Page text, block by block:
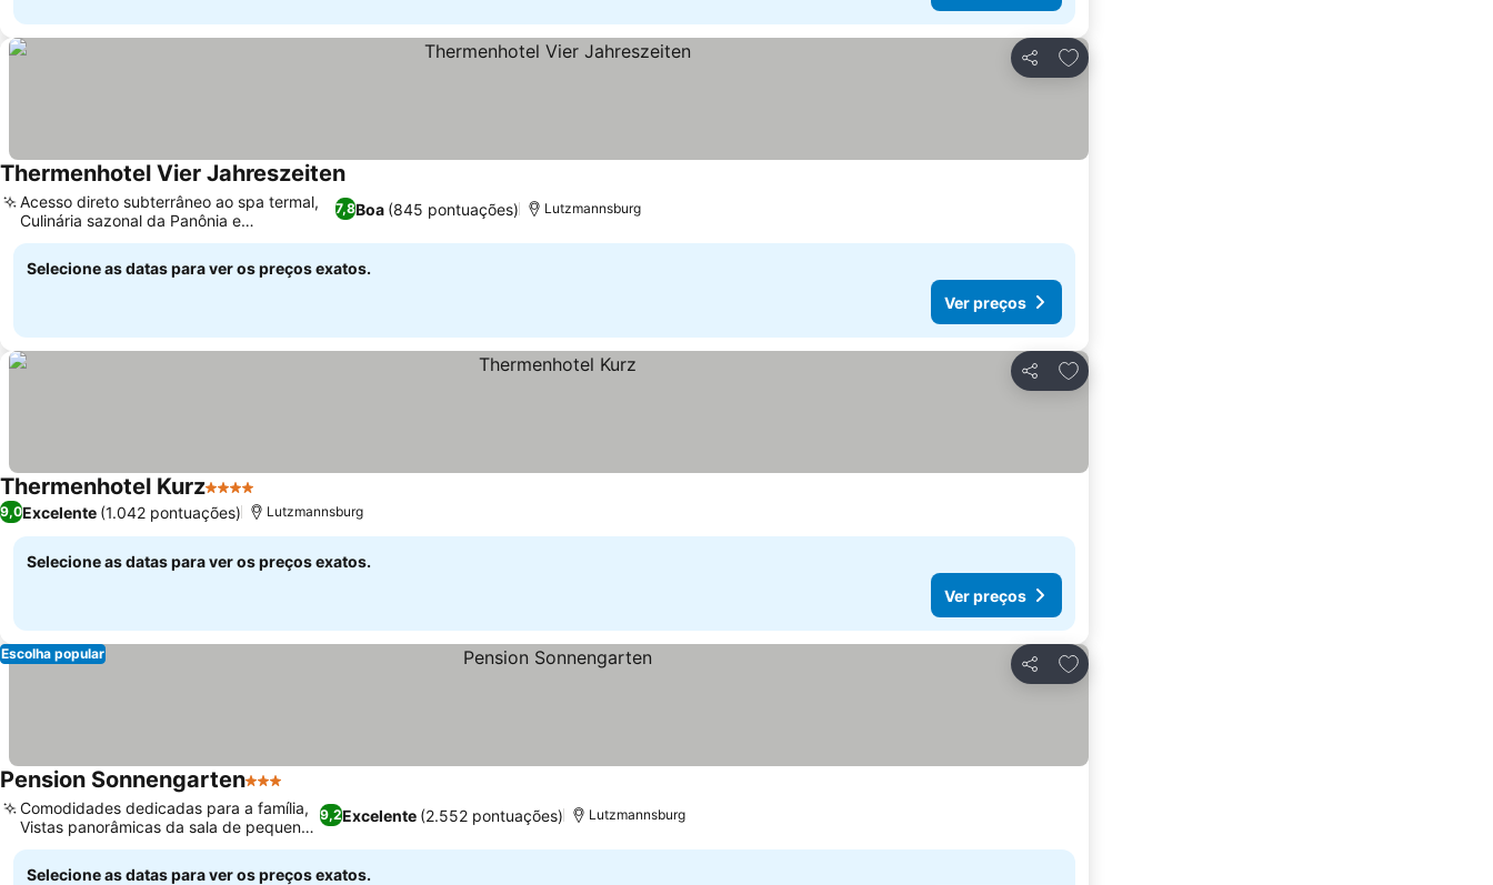
Partilhar
Adicionar aos favoritos
Thermenhotel Vier Jahreszeiten
7,8Boa (845 pontuações)
Acesso direto subterrâneo ao spa termal,
Culinária sazonal da Panônia e
internacional
Lutzmannsburg
Selecione as datas para ver os preços exatos.
Ver preços
Partilhar
Adicionar aos favoritos
Thermenhotel Kurz4 Estrelas
9,0Excelente (1.042 pontuações) Lutzmannsburg
Selecione as datas para ver os preços exatos.
Ver preços
Partilhar
Adicionar aos favoritos
Escolha popular
Pension Sonnengarten3 Estrelas
9,2Excelente (2.552 pontuações)
Comodidades dedicadas para a família,
Vistas panorâmicas da sala de pequeno-
almoço
Lutzmannsburg
Selecione as datas para ver os preços exatos.